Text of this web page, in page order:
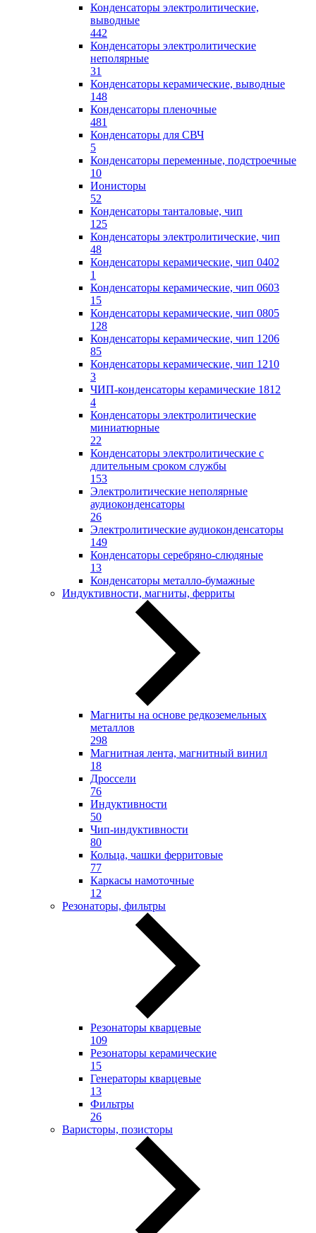
Конденсаторы электролитические,
выводные
442
Конденсаторы электролитические
неполярные
31
Конденсаторы керамические, выводные
148
Конденсаторы пленочные
481
Конденсаторы для СВЧ
5
Конденсаторы переменные, подстроечные
10
Ионисторы
52
Конденсаторы танталовые, чип
125
Конденсаторы электролитические, чип
48
Конденсаторы керамические, чип 0402
1
Конденсаторы керамические, чип 0603
15
Конденсаторы керамические, чип 0805
128
Конденсаторы керамические, чип 1206
85
Конденсаторы керамические, чип 1210
3
ЧИП-конденсаторы керамические 1812
4
Конденсаторы электролитические
миниатюрные
22
Конденсаторы электролитические с
длительным сроком службы
153
Электролитические неполярные
аудиоконденсаторы
26
Электролитические аудиоконденсаторы
149
Конденсаторы серебряно-слюдяные
13
Конденсаторы металло-бумажные
Индуктивности, магниты, ферриты
Магниты на основе редкоземельных
металлов
298
Магнитная лента, магнитный винил
18
Дроссели
76
Индуктивности
50
Чип-индуктивности
80
Кольца, чашки ферритовые
77
Каркасы намоточные
12
Резонаторы, фильтры
Резонаторы кварцевые
109
Резонаторы керамические
15
Генераторы кварцевые
13
Фильтры
26
Варисторы, позисторы